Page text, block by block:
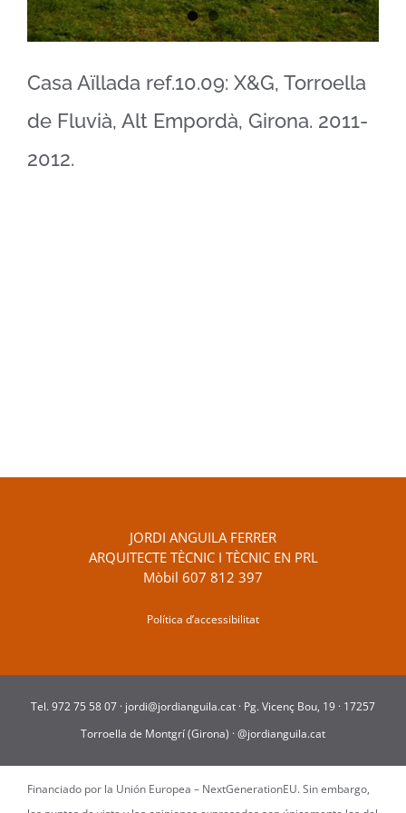
Casa Aïllada ref.10.09: X&G, Torroella
de Fluvià, Alt Empordà, Girona. 2011-
2012.
JORDI ANGUILA FERRER
ARQUITECTE TÈCNIC I TÈCNIC EN PRL
Mòbil 607 812 397
Política d’accessibilitat
Tel.972 75 58 07 · jordi@jordianguila.cat · Pg. Vicenç Bou, 19 · 17257
Torroella de Montgrí (Girona) ·@jordianguila.cat
Financiado por la Unión Europea – NextGenerationEU. Sin embargo,